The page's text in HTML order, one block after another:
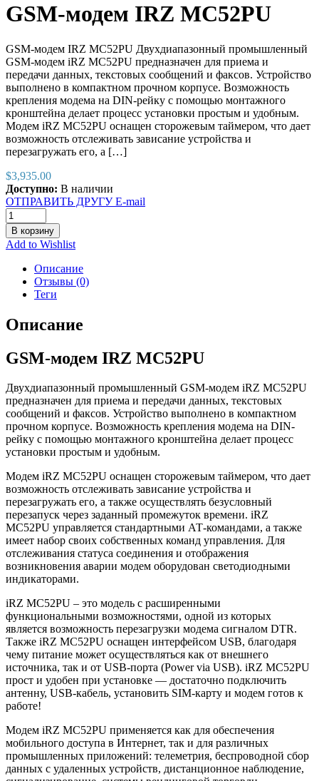
GSM-модем IRZ MC52PU
GSM-модем IRZ MC52PU Двухдиапазонный промышленный
GSM-модем iRZ MC52PU предназначен для приема и
передачи данных, текстовых сообщений и факсов. Устройство
выполнено в компактном прочном корпусе. Возможность
крепления модема на DIN-рейку с помощью монтажного
кронштейна делает процесс установки простым и удобным.
Модем iRZ MC52PU оснащен сторожевым таймером, что дает
возможность отслеживать зависание устройства и
перезагружать его, а […]
$3,935.00
Доступно: В наличии
ОТПРАВИТЬ ДРУГУ E-mail
В корзину
Add to Wishlist
Описание
Отзывы (0)
Теги
Описание
GSM-модем IRZ MC52PU
Двухдиапазонный промышленный GSM-модем iRZ MC52PU
предназначен для приема и передачи данных, текстовых
сообщений и факсов. Устройство выполнено в компактном
прочном корпусе. Возможность крепления модема на DIN-
рейку с помощью монтажного кронштейна делает процесс
установки простым и удобным.
Модем iRZ MC52PU оснащен сторожевым таймером, что дает
возможность отслеживать зависание устройства и
перезагружать его, а также осуществлять безусловный
перезапуск через заданный промежуток времени. iRZ
MC52PU управляется стандартными АТ-командами, а также
имеет набор своих собственных команд управления. Для
отслеживания статуса соединения и отображения
возникновения аварии модем оборудован светодиодными
индикаторами.
iRZ MC52PU – это модель с расширенными
функциональными возможностями, одной из которых
является возможность перезагрузки модема сигналом DTR.
Также iRZ MC52PU оснащен интерфейсом USB, благодаря
чему питание может осуществляться как от внешнего
источника, так и от USB-порта (Power via USB). iRZ MC52PU
прост и удобен при установке ― достаточно подключить
антенну, USB-кабель, установить SIM-карту и модем готов к
работе!
Модем iRZ MC52PU применяется как для обеспечения
мобильного доступа в Интернет, так и для различных
промышленных приложений: телеметрия, беспроводной сбор
данных с удаленных устройств, дистанционное наблюдение,